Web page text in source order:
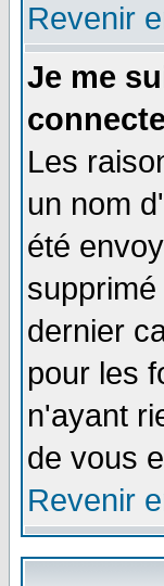
Revenir
Je me
Les
un nom
été
dernier
pour les
n'ayant
de vous
Revenir